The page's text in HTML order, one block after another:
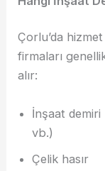
Çorlu’da
firmaları
alır:
İnşaat demiri
vb.)
Çelik hasır